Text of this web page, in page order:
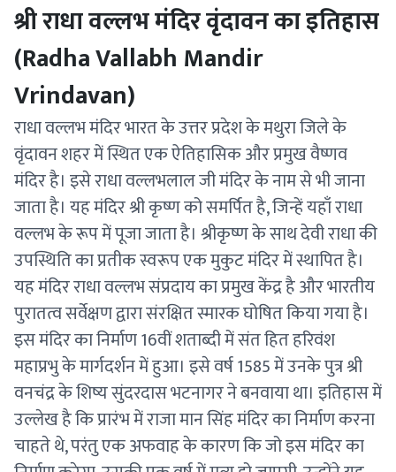
श्री राधा वल्लभ मंदिर वृंदावन का इतिहास
(Radha Vallabh Mandir
Vrindavan)
राधा वल्लभ मंदिर भारत के उत्तर प्रदेश के मथुरा जिले के
वृंदावन शहर में स्थित एक ऐतिहासिक और प्रमुख वैष्णव
मंदिर है। इसे राधा वल्लभलाल जी मंदिर के नाम से भी जाना
जाता है। यह मंदिर श्री कृष्ण को समर्पित है, जिन्हें यहाँ राधा
वल्लभ के रूप में पूजा जाता है। श्रीकृष्ण के साथ देवी राधा की
उपस्थिति का प्रतीक स्वरूप एक मुकुट मंदिर में स्थापित है।
यह मंदिर राधा वल्लभ संप्रदाय का प्रमुख केंद्र है और भारतीय
पुरातत्व सर्वेक्षण द्वारा संरक्षित स्मारक घोषित किया गया है।
इस मंदिर का निर्माण 16वीं शताब्दी में संत हित हरिवंश
महाप्रभु के मार्गदर्शन में हुआ। इसे वर्ष 1585 में उनके पुत्र श्री
वनचंद्र के शिष्य सुंदरदास भटनागर ने बनवाया था। इतिहास में
उल्लेख है कि प्रारंभ में राजा मान सिंह मंदिर का निर्माण करना
चाहते थे, परंतु एक अफवाह के कारण कि जो इस मंदिर का